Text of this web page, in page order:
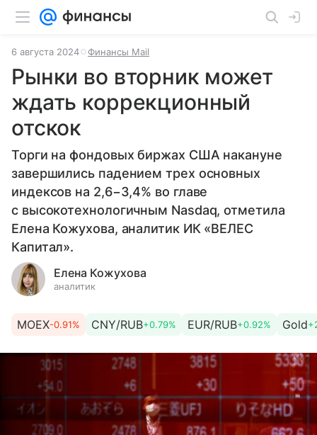
6 августа 2024 Финансы Mail
Рынки во вторник может
ждать коррекционный
отскок
Торги на фондовых биржах США накануне
завершились падением трех основных
индексов на 2,6−3,4% во главе
с высокотехнологичным Nasdaq, отметила
Елена Кожухова, аналитик ИК «ВЕЛЕС
Капитал».
Елена Кожухова
аналитик
MOEX-0.91% CNY/RUB+0.79% EUR/RUB+0.92% Gold